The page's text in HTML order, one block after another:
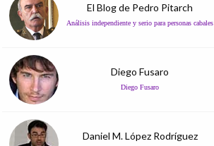
El Blog de Pedro Pitarch
Análisis independiente y serio para personas cabales
Diego Fusaro
Diego Fusaro
Daniel M. López Rodríguez